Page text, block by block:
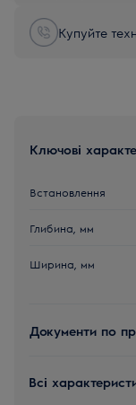
Купуйте
Ключові
Встановлення
Глибина, мм
Ширина, мм
Документи по
Всі